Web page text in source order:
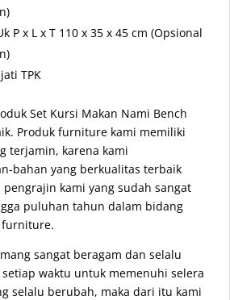
P x L x T 110 x 35 x 45 cm (Opsional
TPK
Set Kursi Makan Nami Bench
Produk furniture kami memiliki
terjamin, karena kami
bahan yang berkualitas terbaik
kami yang sudah sangat
puluhan tahun dalam bidang
sangat beragam dan selalu
waktu untuk memenuhi selera
selalu berubah, maka dari itu kami